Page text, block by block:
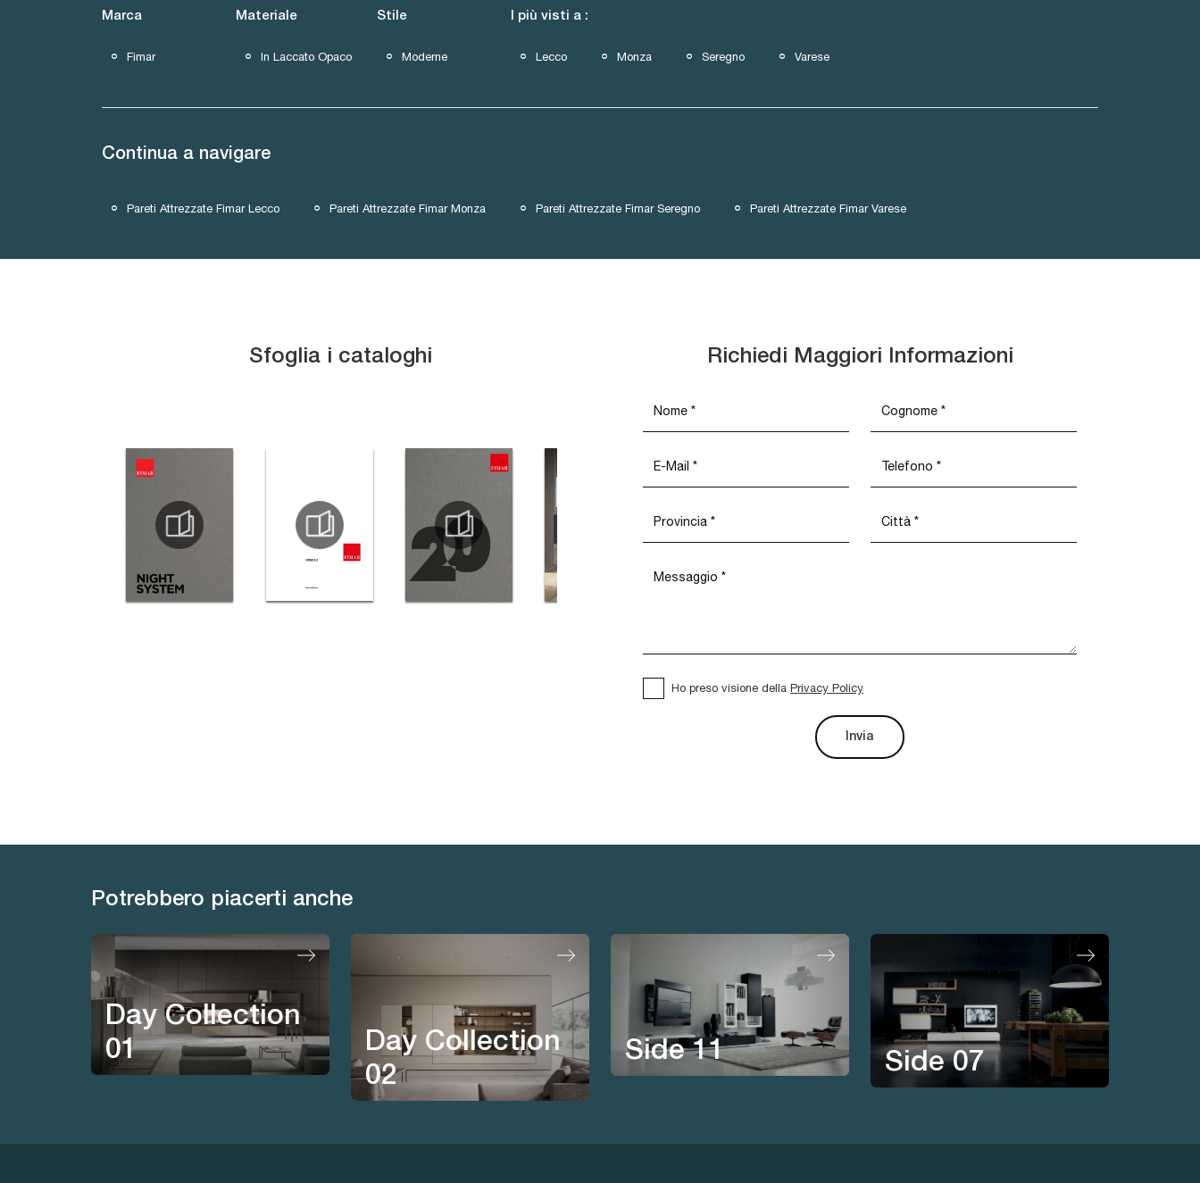
Marca
Fimar
Materiale
In Laccato Opaco
Stile
Moderne
I più visti a :
Lecco Monza Seregno Varese
Continua a navigare
Pareti Attrezzate Fimar Lecco Pareti Attrezzate Fimar Monza Pareti Attrezzate Fimar Seregno Pareti Attrezzate Fimar Varese
Sfoglia i cataloghi Richiedi Maggiori Informazioni
Ho preso visione della Privacy Policy
Invia
Potrebbero piacerti anche
Day Collection
01
Day Collection
02
Side 11 Side 07